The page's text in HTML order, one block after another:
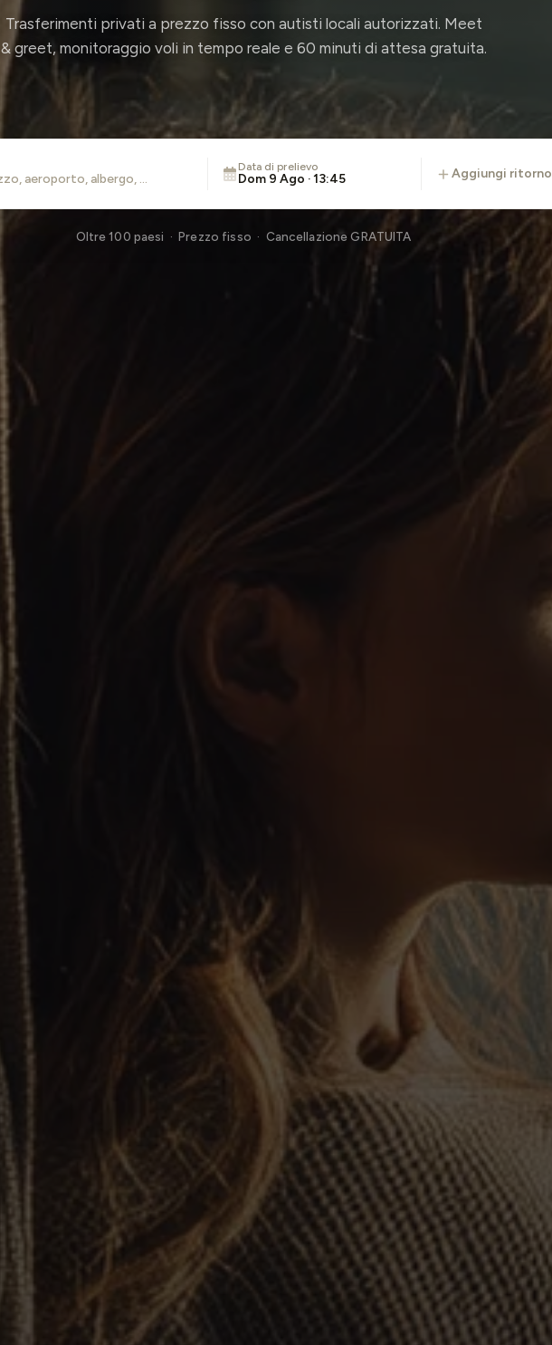
Trasferimenti privati a prezzo fisso con autisti locali autorizzati. Meet
& greet, monitoraggio voli in tempo reale e 60 minuti di attesa gratuita.
Data di prelievo
Dom 9 Ago · 13:45 aggiungi ritorno
Oltre 100 paesi · Prezzo fisso · Cancellazione GRATUITA